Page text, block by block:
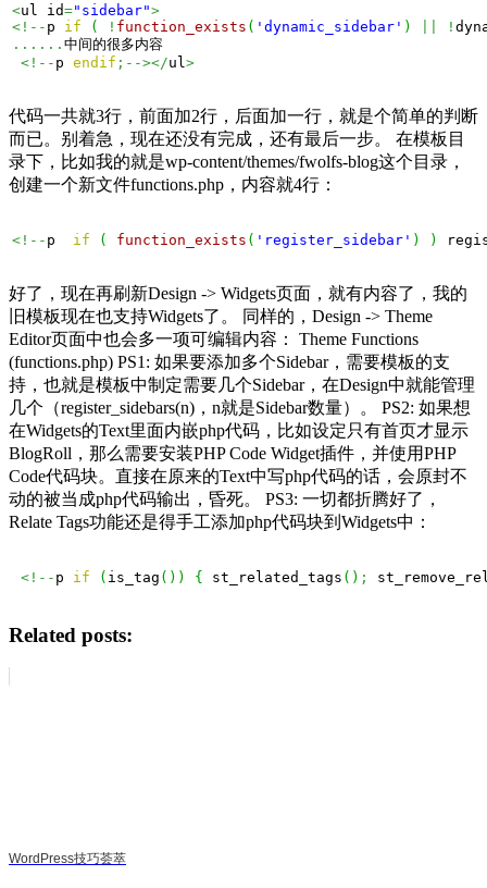
<ul id="sidebar">
<!-- p if ( ! function_exists ( 'dynamic_sidebar' ) !
...... 中间的很多内容
<!-- p endif ;--></ul >
代码一共就3行，前面加2行，后面加一行，就是个简单的判断
而已。别着急，现在还没有完成，还有最后一步。 在模板目
录下，比如我的就是wp-content/themes/fwolfs-blog这个目录，
创建一个新文件functions.php，内容就4行：
<!-- p if ( function_exists ( 'register_sidebar' ) )
好了，现在再刷新Design -> Widgets页面，就有内容了，我的
旧模板现在也支持Widgets了。 同样的，Design -> Theme
Editor页面中也会多一项可编辑内容： Theme Functions
(functions.php) PS1: 如果要添加多个Sidebar，需要模板的支
持，也就是模板中制定需要几个Sidebar，在Design中就能管理
几个（register_sidebars(n)，n就是Sidebar数量）。 PS2: 如果想
在Widgets的Text里面内嵌php代码，比如设定只有首页才显示
BlogRoll，那么需要安装PHP Code Widget插件，并使用PHP
Code代码块。直接在原来的Text中写php代码的话，会原封不
动的被当成php代码输出，昏死。 PS3: 一切都折腾好了，
Relate Tags功能还是得手工添加php代码块到Widgets中：
<!-- p if ( is_tag ( ) ) { st_related_tags ( ) ;
Related posts:
WordPress技巧荟萃